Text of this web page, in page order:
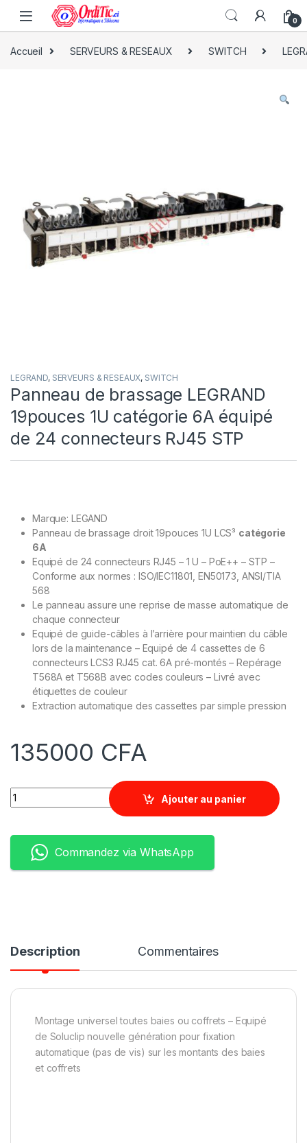
0
Accueil SERVEURS & RESEAUX SWITCH
LEGRAND, SERVEURS & RESEAUX, SWITCH
Panneau de brassage LEGRAND
19pouces 1U catégorie 6A équipé
de 24 connecteurs RJ45 STP
Marque: LEGAND
Panneau de brassage droit 19pouces 1U LCS³ catégorie
6A
Equipé de 24 connecteurs RJ45 – 1 U – PoE++ – STP –
Conforme aux normes : ISO/IEC11801, EN50173, ANSI/TIA
568
Le panneau assure une reprise de masse automatique de
chaque connecteur
Equipé de guide-câbles à l’arrière pour maintien du câble
lors de la maintenance – Equipé de 4 cassettes de 6
connecteurs LCS3 RJ45 cat. 6A pré-montés – Repérage
T568A et T568B avec codes couleurs – Livré avec
étiquettes de couleur
Extraction automatique des cassettes par simple pression
135000 CFA
Quantity
Ajouter au panier
Commandez via WhatsApp
Description Commentaires
Montage universel toutes baies ou coffrets – Equipé
de Soluclip nouvelle génération pour fixation
automatique (pas de vis) sur les montants des baies
et coffrets